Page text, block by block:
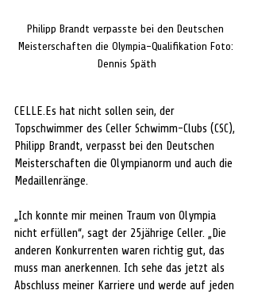
Philipp Brandt verpasste bei den Deutschen
Meisterschaften die Olympia-Qualifikation Foto:
Dennis Späth
CELLE.Es hat nicht sollen sein, der
Topschwimmer des Celler Schwimm-Clubs (CSC),
Philipp Brandt, verpasst bei den Deutschen
Meisterschaften die Olympianorm und auch die
Medaillenränge.
„Ich konnte mir meinen Traum von Olympia
nicht erfüllen“, sagt der 25jährige Celler. „Die
anderen Konkurrenten waren richtig gut, das
muss man anerkennen. Ich sehe das jetzt als
Abschluss meiner Karriere und werde auf jeden